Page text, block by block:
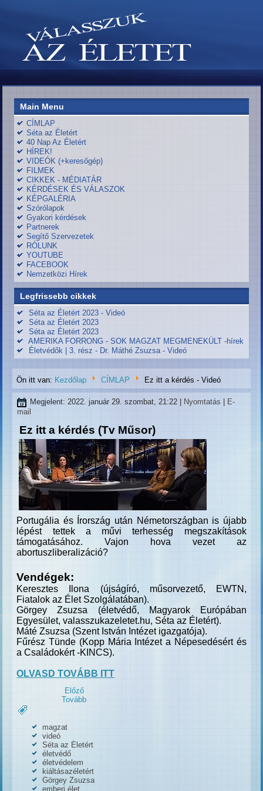
Main Menu
CÍMLAP
Séta az Életért
40 Nap Az Életért
HÍREK!
VIDEÓK (+keresőgép)
FILMEK
CIKKEK - MÉDIATÁR
KÉRDÉSEK ÉS VÁLASZOK
KÉPGALÉRIA
Szórólapok
Gyakori kérdések
Partnerek
Segítő Szervezetek
RÓLUNK
YOUTUBE
FACEBOOK
Nemzetközi Hírek
Legfrissebb cikkek
Séta az Életért 2023 - Videó
Séta az Életért 2023
Séta az Életért 2023
AMERIKA FORRONG - SOK MAGZAT MEGMENEKÜLT -hírek
Életvédők | 3. rész - Dr. Máthé Zsuzsa - Videó
Ön itt van: Kezdőlap CÍMLAP Ez itt a kérdés - Videó
Megjelent: 2022. január 29. szombat, 21:22 Nyomtatás
E-
mail
Ez itt a kérdés (Tv Műsor)
Portugália és Írország után Németországban is újabb
lépést tettek a művi terhesség megszakítások
támogatásához.Vajon hova vezet az
abortuszliberalizáció?
Vendégek:
Keresztes Ilona (újságíró, műsorvezető, EWTN,
Fiatalok az Élet Szolgálatában).
Görgey Zsuzsa (életvédő, Magyarok Európában
Egyesület,valasszukazeletet.hu,Séta az Életért).
Máté Zsuzsa (Szent István Intézet igazgatója).
Fűrész Tünde (Kopp Mária Intézet a Népesedésért és
a Családokért -KINCS).
OLVASD TOVÁBB ITT
Előző
Tovább
magzat
videó
Séta az Életért
életvédő
életvédelem
kiáltásazéletért
Görgey Zsuzsa
emberi élet